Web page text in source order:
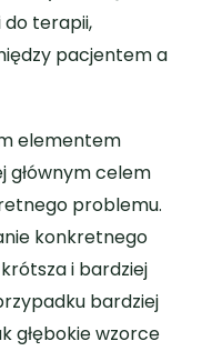
do terapii,
pacjentem a
elementem
głównym celem
problemu.
konkretnego
i bardziej
bardziej
głębokie wzorce